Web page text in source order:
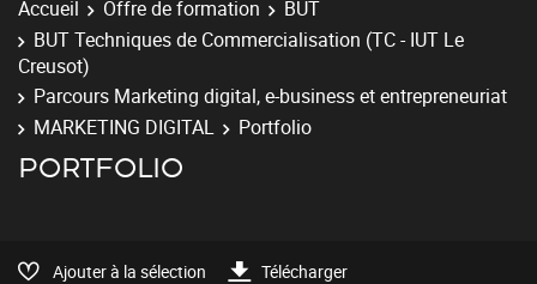
Accueil Offre de formation
BUT
BUT Techniques de Commercialisation (TC - IUT Le
Creusot)
Parcours Marketing digital, e-business et entrepreneuriat
MARKETING DIGITAL
Portfolio
PORTFOLIO
Ajouter à la sélection Télécharger